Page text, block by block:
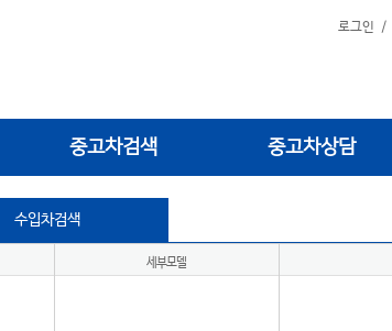
로그인 /
중고차검색 중고차상담
수입차검색
세부모델